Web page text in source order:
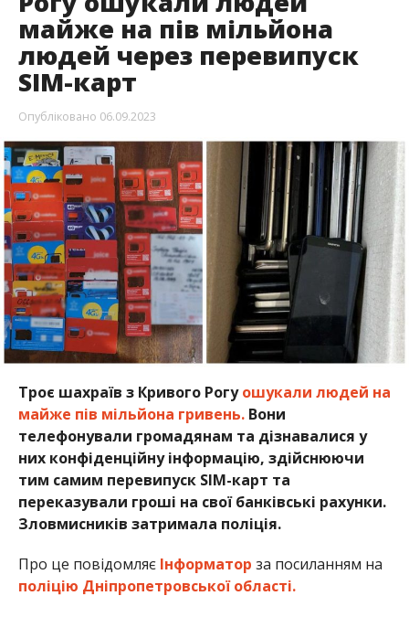
майже на пів мільйона
людей через перевипуск
SIM-карт
Опубліковано 06.09.2023
Троє шахраїв з Кривого Рогуошукали людей на
майже пів мільйона гривень.Вони
телефонували громадянам та дізнавалися у
них конфіденційну інформацію, здійснюючи
тим самим перевипуск SIM-карт та
переказували гроші на свої банківські рахунки.
Зловмисників затримала поліція.
Про це повідомляє Інформатор за посиланням на
поліцію Дніпропетровської області.